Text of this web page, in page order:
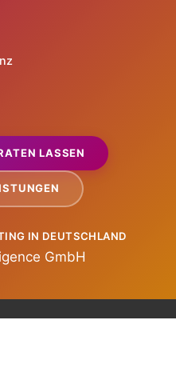
LASSEN
IN DEUTSCHLAND